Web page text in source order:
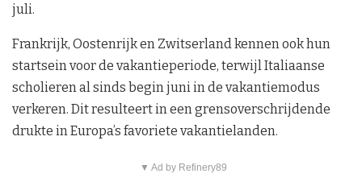
juli.
Frankrijk, Oostenrijk en Zwitserland kennen ook hun
startsein voor de vakantieperiode, terwijl Italiaanse
scholieren al sinds begin juni in de vakantiemodus
verkeren. Dit resulteert in een grensoverschrijdende
drukte in Europa’s favoriete vakantielanden.
▼ Ad by Refinery89